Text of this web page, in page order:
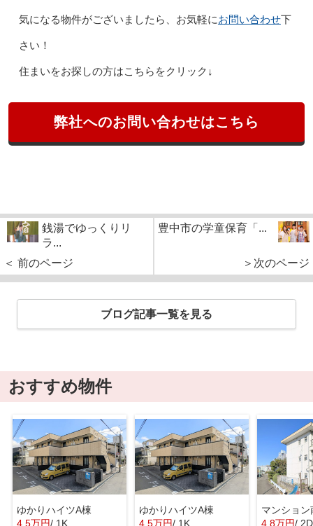
気になる物件がございましたら、お気軽にお問い合わせ下
さい！
住まいをお探しの方はこちらをクリック↓
弊社へのお問い合わせはこちら
銭湯でゆっくりリ
ラ...
＜ 前のページ
豊中市の学童保育「...
＞次のページ
ブログ記事一覧を見る
おすすめ物件
ゆかりハイツA棟
4.5万円/ 1K
ゆかりハイツA棟
4.5万円/ 1K
マンション
4.8万円/